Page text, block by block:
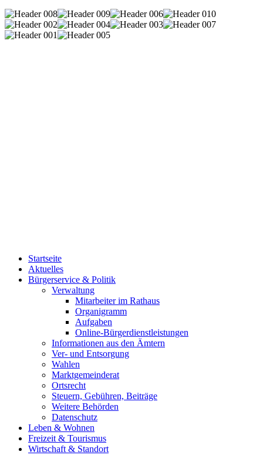
Startseite
Aktuelles
Bürgerservice & Politik
Verwaltung
Mitarbeiter im Rathaus
Organigramm
Aufgaben
Online-Bürgerdienstleistungen
Informationen aus den Ämtern
Ver- und Entsorgung
Wahlen
Marktgemeinderat
Ortsrecht
Steuern, Gebühren, Beiträge
Weitere Behörden
Datenschutz
Leben & Wohnen
Freizeit & Tourismus
Wirtschaft & Standort